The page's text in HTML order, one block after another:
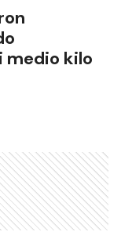
medio kilo